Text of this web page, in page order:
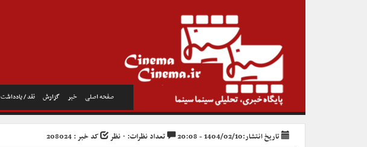
صفحه اصلی خبر گزارش نقد / یادداشت
تاریخ انتشار:1404/02/10 - 20:08 تعداد نظرات: ۰ نظر کد خبر : 208024